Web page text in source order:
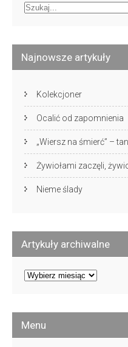
Najnowsze artykuły
Kolekcjoner
Ocalić od zapomnienia
„Wiersz na śmierć” –
Żywiołami zaczęli,
Nieme ślady
Artykuły archiwalne
Artykuły
Menu